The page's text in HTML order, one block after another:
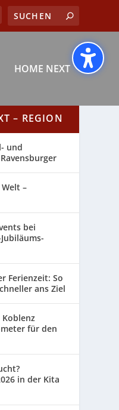
HOME NEXT
– REGION
und
–
bei
Ferienzeit: So
ans Ziel
Koblenz
für den
in der Kita